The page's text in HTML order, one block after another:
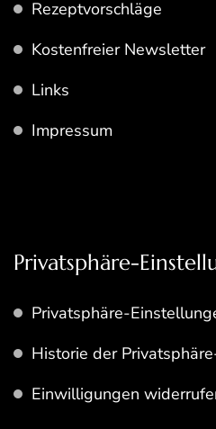
Rezeptvorschläge
Kostenfreier Newsletter
Links
Impressum
Privatsphäre-
Privatsphäre-
Historie der
Einwilligungen